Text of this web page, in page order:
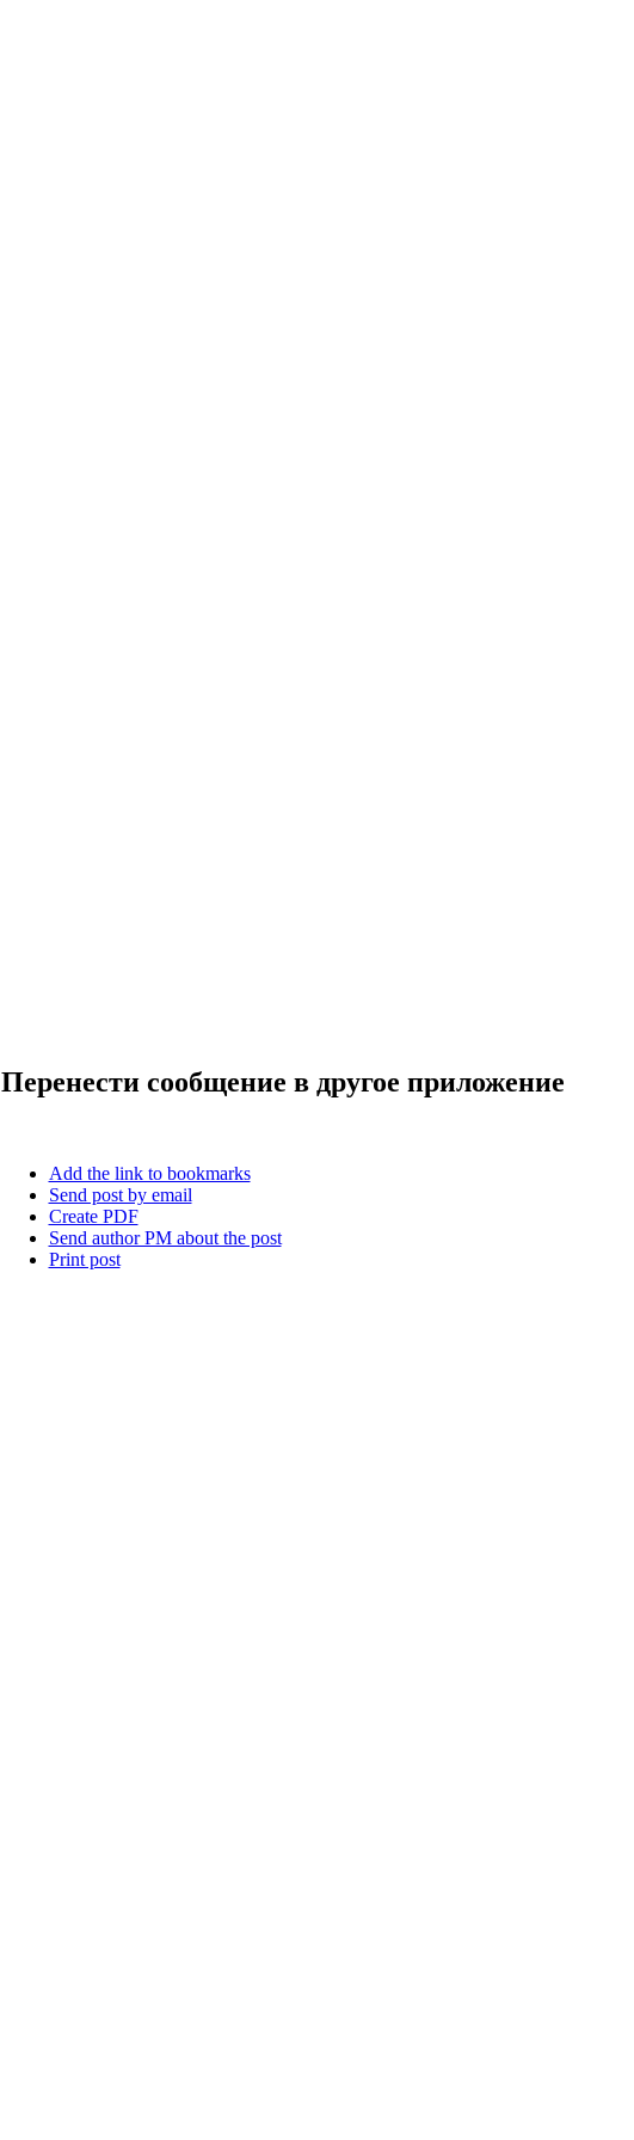
Перенести сообщение в другое приложение
Add the link to bookmarks
Send post by email
Create PDF
Send author PM about the post
Print post